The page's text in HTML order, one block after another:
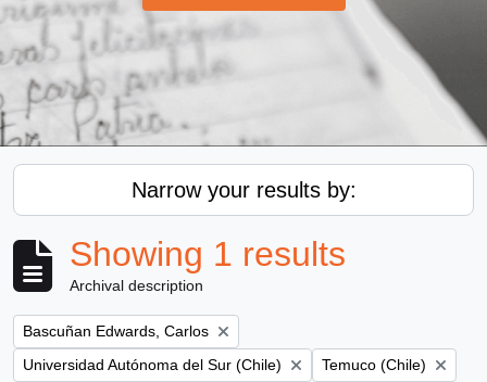
Narrow your results by:
Showing 1 results
Archival description
Remove filter:
Bascuñan Edwards, Carlos
Remove filter:
Universidad Autónoma del Sur (Chile) Remove filter:
Temuco (Chile)